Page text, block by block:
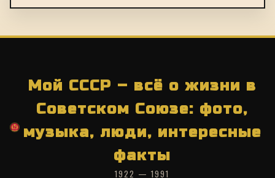
Мой СССР – всё о жизни в
Советском Союзе: фото,
музыка, люди, интересные
факты
1922 — 1991